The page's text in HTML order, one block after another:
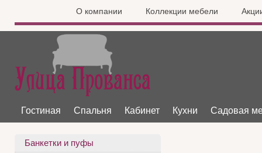
О компании Коллекции мебели
Гостиная Спальня Кабинет Кухни Садовая
Банкетки и пуфы